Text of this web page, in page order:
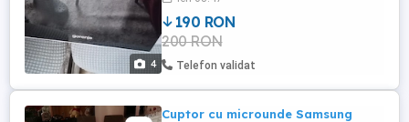
4
190 RON
200 RON
Telefon validat
Cuptor cu microunde Samsung